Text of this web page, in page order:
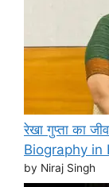
रेखा गुप्ता का
Biography in
by Niraj Singh